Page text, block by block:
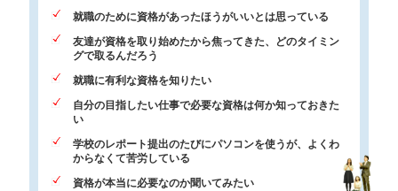
就職のために資格があったほうがいいとは思っている
友達が資格を取り始めたから焦ってきた、どのタイミン
グで取るんだろう
就職に有利な資格を知りたい
自分の目指したい仕事で必要な資格は何か知っておきた
い
学校のレポート提出のたびにパソコンを使うが、よくわ
からなくて苦労している
資格が本当に必要なのか聞いてみたい